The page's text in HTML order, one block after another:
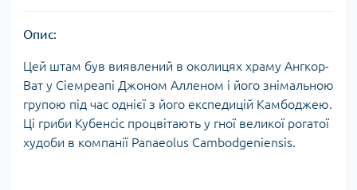
Опис:
Цей штам був виявлений в околицях храму Ангкор-
Ват у Сіемреапі Джоном Алленом і його знімальною
групою під час однієї з його експедицій Камбоджею.
Ці гриби Кубенсіс процвітають у гної великої рогатої
худоби в компанії Panaeolus Cambodgeniensis.